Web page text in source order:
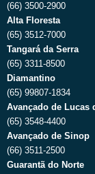
(66) 3500-2900
Alta Floresta
(65) 3512-7000
Tangará da Serra
(65) 3311-8500
Diamantino
(65) 99807-1834
Avançado de Lucas
(65) 3548-4400
Avançado de Sinop
(66) 3511-2500
Guarantã do Norte